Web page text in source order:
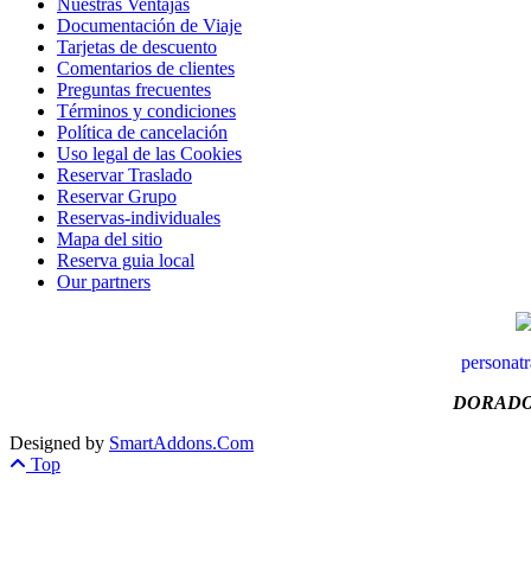
Documentación de Viaje
Tarjetas de descuento
Comentarios de clientes
Preguntas frecuentes
Términos y condiciones
Política de cancelación
Uso legal de las Cookies
Reservar Traslado
Reservar Grupo
Reservas-individuales
Mapa del sitio
Reserva guia local
Our partners
Designed by SmartAddons.Com
Top